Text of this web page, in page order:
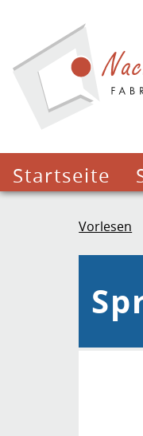
Startseite
Vorlesen